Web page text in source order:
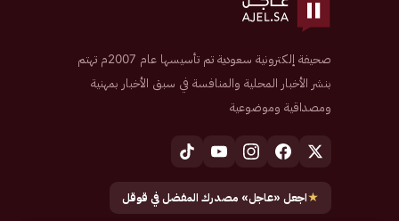
صحيفة إلكترونية سعودية تم تأسيسها عام 2007م تهتم
بنشر الأخبار المحلية والمنافسة في سبق الأخبار بمهنية
ومصداقية وموضوعية
★اجعل «عاجل» مصدرك المفضل في قوقل